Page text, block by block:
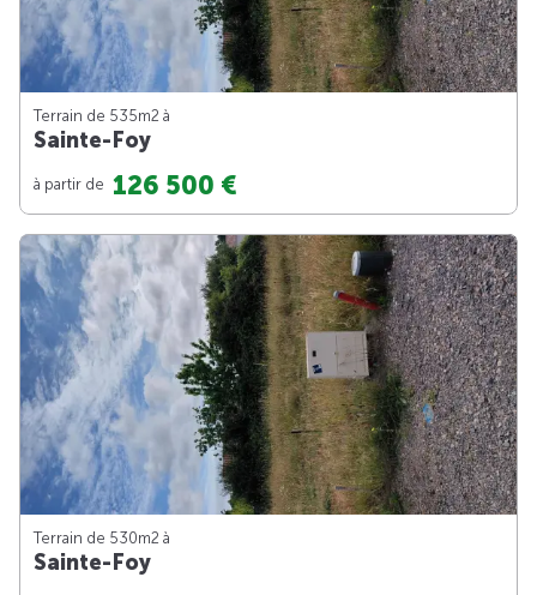
Terrain de 535m2 à
Sainte-Foy
à partir de 126 500 €
Terrain de 530m2 à
Sainte-Foy